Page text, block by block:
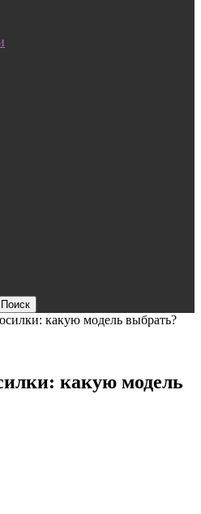
какую модель выбрать?
какую модель